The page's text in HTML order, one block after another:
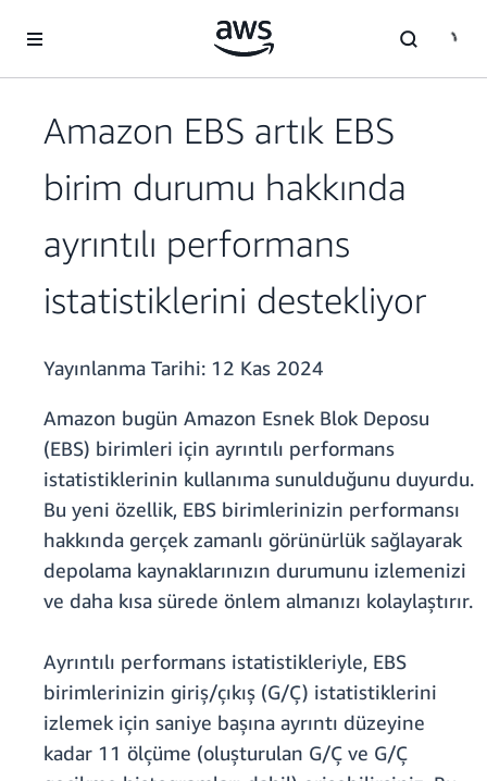
Amazon EBS artık EBS
birim durumu hakkında
ayrıntılı performans
istatistiklerini destekliyor
Yayınlanma Tarihi: 12 Kas 2024
Amazon bugün Amazon Esnek Blok Deposu
(EBS) birimleri için ayrıntılı performans
istatistiklerinin kullanıma sunulduğunu duyurdu.
Bu yeni özellik, EBS birimlerinizin performansı
hakkında gerçek zamanlı görünürlük sağlayarak
depolama kaynaklarınızın durumunu izlemenizi
ve daha kısa sürede önlem almanızı kolaylaştırır.
Ayrıntılı performans istatistikleriyle, EBS
birimlerinizin giriş/çıkış (G/Ç) istatistiklerini
izlemek için saniye başına ayrıntı düzeyine
kadar 11 ölçüme (oluşturulan G/Ç ve G/Ç